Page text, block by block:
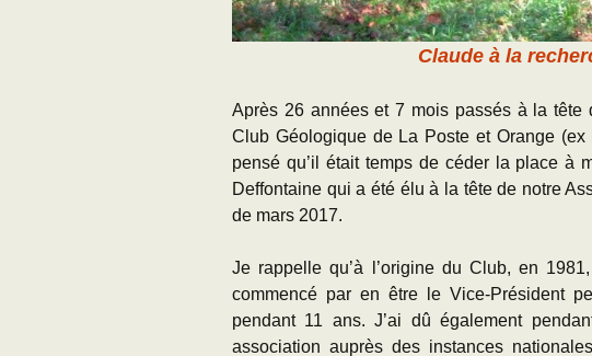
Claude à la
Après 26 années et 7 mois passés à la tête
Club Géologique de La Poste et Orange
pensé qu’il était temps de céder la place à
Deffontaine qui a été élu à la tête de notre
de mars 2017.
Je rappelle qu’à l’origine du Club, en
commencé par en être le Vice-Président
pendant 11 ans. J’ai dû également
association auprès des instances